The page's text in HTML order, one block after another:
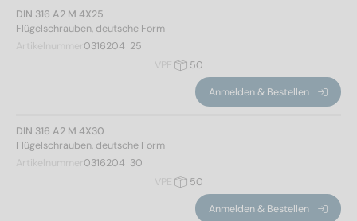
DIN 316 A2 M 4X25
Flügelschrauben, deutsche Form
Artikelnummer0316204  25
VPE
50
Anmelden & Bestellen
DIN 316 A2 M 4X30
Flügelschrauben, deutsche Form
Artikelnummer0316204  30
VPE
50
Anmelden & Bestellen